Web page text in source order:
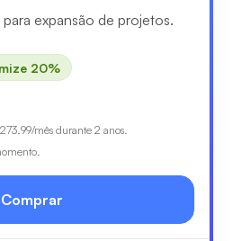
expansão de projetos.
20%
/mês durante 2 anos.
Comprar